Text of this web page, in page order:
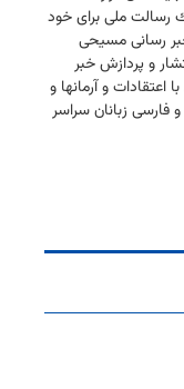
رسالت ملی برای خود
رسانی مسیحی
و پردازش خبر
اعتقادات و آرمانها و
فارسی زبانان سراسر